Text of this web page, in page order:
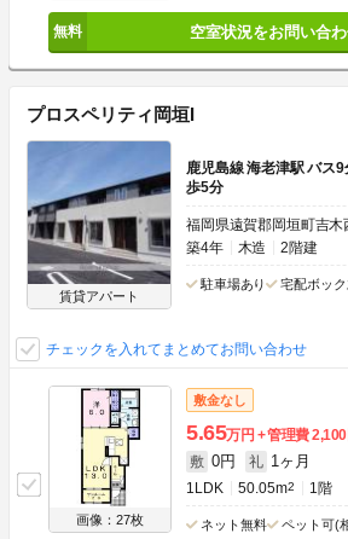
空室状況をお問い合
プロスペリティ岡垣I
賃貸アパート
鹿児島線 海老津駅 バス
歩5分
福岡県遠賀郡岡垣町吉木
築4年
木造 2階建
駐車場あり 宅配ボック
チェックを入れてまとめてお問い合わせ
画像：27枚
敷金なし
5.65万円 管理費
敷 0円 礼 1ヶ月
1LDK 50.05m2 1階
ネット無料 ペット可(